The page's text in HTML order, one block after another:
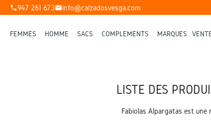
phone947 261 673mailinfo@calzadosvesga.com
FEMMES HOMME SACS COMPLÉMENTS MARQUES
LISTE DES
Fabiolas Alpargatas est